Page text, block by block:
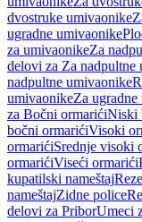
dvostruke umivaonike
ugradne umivaonike
za umivaonikeZa
delovi za Za
nadpultne umivaonike
umivaonikeZa
za Bočni ormarićiNiski
bočni ormarićiVisoki
ormarićiSrednje visoki
ormarićiViseći ormarići
kupatilski nameštaj
nameštajZidne police
delovi za PriborUmeci